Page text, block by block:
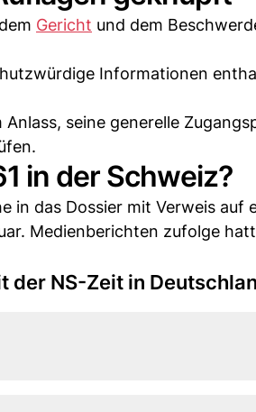
Gericht und dem
Informationen
Anlass, seine generelle
in der Schweiz?
in das Dossier mit Verweis
Medienberichten zufolge
der NS-Zeit in